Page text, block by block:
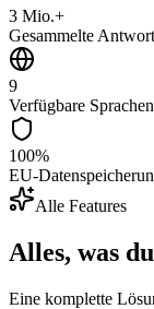
3 Mio.+
Gesammelte
9
Verfügbare Sprachen
100%
EU-
Alle Features
Alles, was
Eine komplette